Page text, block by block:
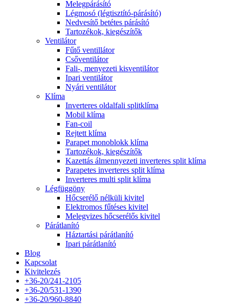
Melegpárásító
Légmosó (légtisztító-párásító)
Nedvesítő betétes párásító
Tartozékok, kiegészítők
Ventilátor
Fűtő ventillátor
Csőventilátor
Fali-, menyezeti kisventilátor
Ipari ventilátor
Nyári ventilátor
Klíma
Inverteres oldalfali splitklíma
Mobil klíma
Fan-coil
Rejtett klíma
Parapet monoblokk klíma
Tartozékok, kiegészítők
Kazettás álmennyezeti inverteres split klíma
Parapetes inverteres split klíma
Inverteres multi split klíma
Légfüggöny
Hőcserélő nélküli kivitel
Elektromos fűtéses kivitel
Melegvizes hőcserélős kivitel
Párátlanító
Háztartási párátlanító
Ipari párátlanító
Blog
Kapcsolat
Kivitelezés
+36-20/241-2105
+36-20/531-1390
+36-20/960-8840